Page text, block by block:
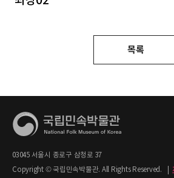
목록
03045 서울시 종로구 삼청로 37
Copyright © 국립민속박물관. All Rights Reserved.